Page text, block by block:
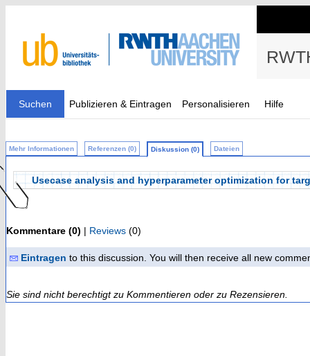
Suchen Publizieren & Eintragen Personalisieren Hilfe
Mehr Informationen Referenzen (0) Diskussion (0) Dateien
Usecase analysis and hyperparameter optimization for
Kommentare (0) | Reviews (0)
Eintragen to this discussion. You will then receive all new
Sie sind nicht berechtigt zu Kommentieren oder zu Rezensieren.